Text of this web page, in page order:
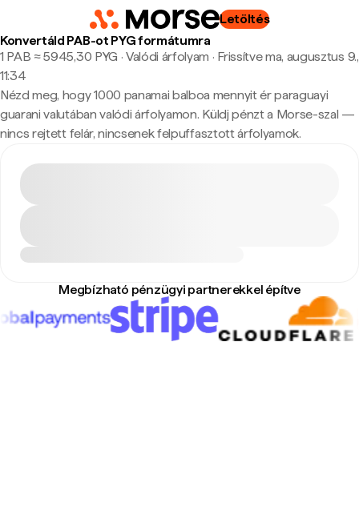
Letöltés
Konvertáld PAB-ot PYG formátumra
1 PAB ≈ 5945,30 PYG · Valódi árfolyam · Frissítve ma, augusztus 9.,
11:34
Nézd meg, hogy 1000 panamai balboa mennyit ér paraguayi
guarani valutában valódi árfolyamon. Küldj pénzt a Morse-szal —
nincs rejtett felár, nincsenek felpuffasztott árfolyamok.
Megbízható pénzügyi partnerekkel építve